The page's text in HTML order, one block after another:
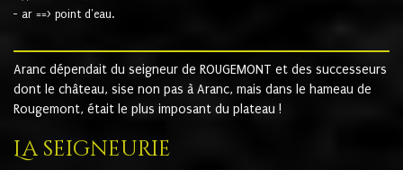
- ar ==> point d'eau.
Aranc dépendait du seigneur de ROUGEMONT et des successeurs
dont le château, sise non pas à Aranc, mais dans le hameau de
Rougemont, était le plus imposant du plateau !
La seigneurie